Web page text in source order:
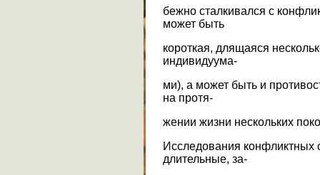
бежно сталкивался с
может быть
короткая, длящаяся
индивидуума-
ми), а может быть и
на протя-
жении жизни нескольких
Исследования конфликтных
длительные, за-